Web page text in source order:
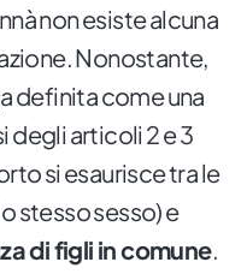
non esiste alcuna
Nonostante,
definita come una
degli articoli 2 e 3
si esaurisce tra le
stesso sesso) e
di figli in comune.